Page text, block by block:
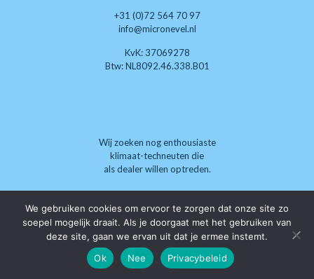
+31 (0)72 564 70 97
info@micronevel.nl
KvK: 37069278
Btw: NL8092.46.338.B01
Wij zoeken nog enthousiaste
klimaat-techneuten die
als dealer willen optreden.
We gebruiken cookies om ervoor te zorgen dat onze site zo
soepel mogelijk draait. Als je doorgaat met het gebruiken van
deze site, gaan we ervan uit dat je ermee instemt.
Ok
Nee Privacybeleid